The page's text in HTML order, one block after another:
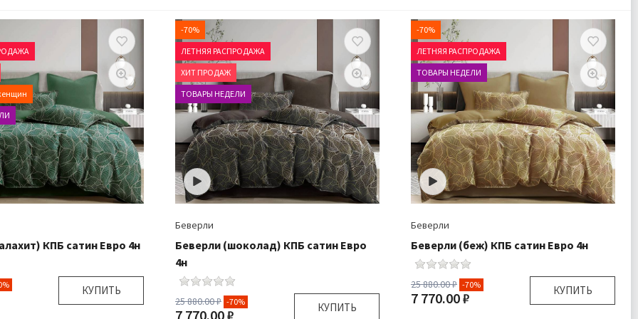
Сатин жаккард
Подробнее
КПБ сатин Евро 4н
КУПИТЬ
-70%
ЛЕТНЯЯ РАСПРОДАЖА
ХИТ ПРОДАЖ
ТОВАРЫ НЕДЕЛИ
Беверли
Беверли (шоколад) КПБ сатин Евро
4н
25 880.00 ₽ -70%
7 770.00 ₽ КУПИТЬ
-70%
ЛЕТНЯЯ РАСПРОДАЖА
ТОВАРЫ НЕДЕЛИ
Беверли
Беверли (беж) КПБ сатин Евро 4н
25 880.00 ₽ -70%
7 770.00 ₽ КУПИТЬ